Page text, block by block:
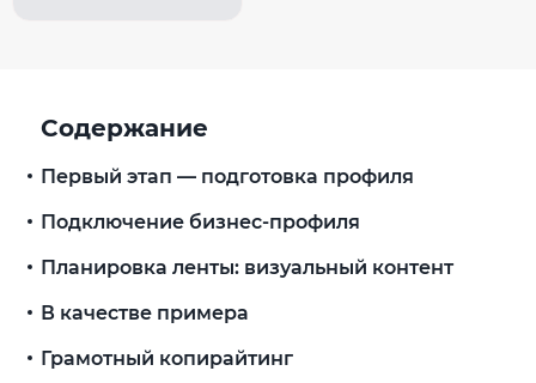
Содержание
Первый этап — подготовка профиля
Подключение бизнес-профиля
Планировка ленты: визуальный контент
В качестве примера
Грамотный копирайтинг